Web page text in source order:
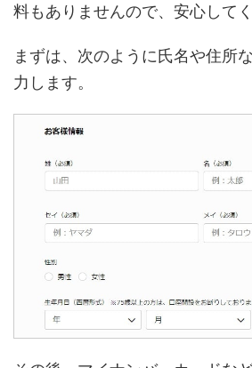
料もありませんので、安心してく
まずは、次のように氏名や住所
力します。